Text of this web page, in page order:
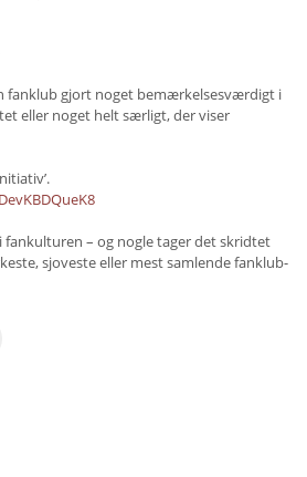
fanklub gjort noget bemærkelsesværdigt i
eller noget helt særligt, der viser
fankulturen – og nogle tager det skridtet
sjoveste eller mest samlende fanklub-